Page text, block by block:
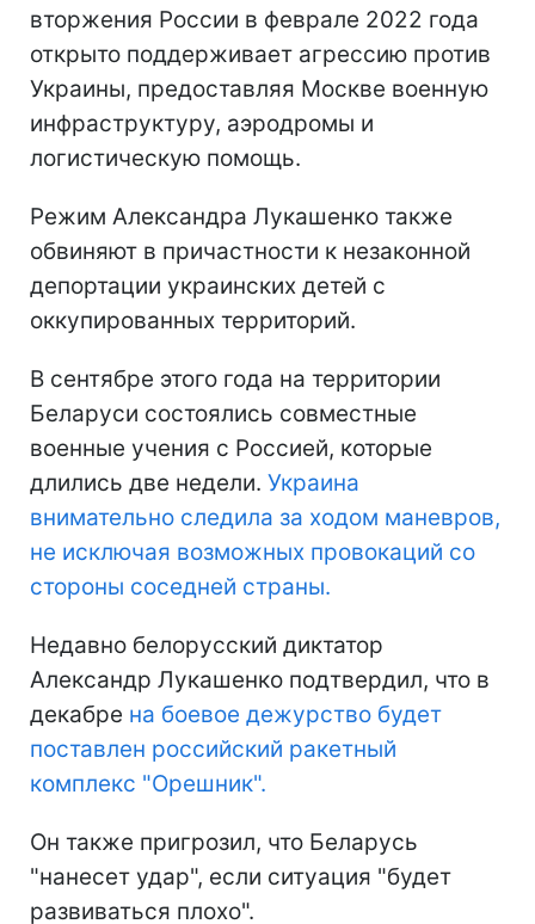
вторжения России в феврале 2022 года
открыто поддерживает агрессию против
Украины, предоставляя Москве военную
инфраструктуру, аэродромы и
логистическую помощь.
Режим Александра Лукашенко также
обвиняют в причастности к незаконной
депортации украинских детей с
оккупированных территорий.
В сентябре этого года на территории
Беларуси состоялись совместные
военные учения с Россией, которые
длились две недели. Украина
внимательно следила за ходом маневров,
не исключая возможных провокаций со
стороны соседней страны.
Недавно белорусский диктатор
Александр Лукашенко подтвердил, что в
декабре на боевое дежурство будет
поставлен российский ракетный
комплекс "Орешник".
Он также пригрозил, что Беларусь
"нанесет удар", если ситуация "будет
развиваться плохо".